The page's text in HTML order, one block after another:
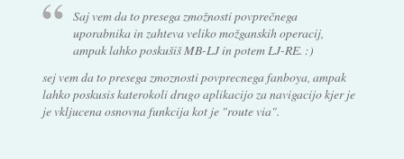
Saj vem da to presega zmožnosti povprečnega
uporabnika in zahteva veliko možganskih operacij,
ampak lahko poskušiš MB-LJ in potem LJ-RE. :)
sej vem da to presega zmoznosti povprecnega fanboya, ampak
lahko poskusis katerokoli drugo aplikacijo za navigacijo kjer je
je vkljucena osnovna funkcija kot je "route via".